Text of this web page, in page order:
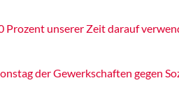
Prozent unserer Zeit darauf
der Gewerkschaften gegen